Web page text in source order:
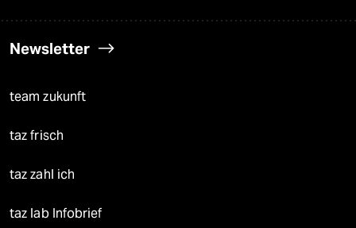
Newsletter
team zukunft
taz frisch
taz zahl ich
taz lab Infobrief